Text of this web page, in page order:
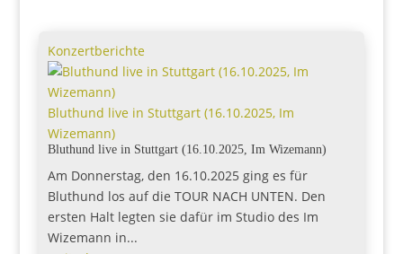
Konzertberichte
Bluthund live in Stuttgart (16.10.2025, Im
Wizemann)
Bluthund live in Stuttgart (16.10.2025, Im Wizemann)
Am Donnerstag, den 16.10.2025 ging es für
Bluthund los auf die TOUR NACH UNTEN. Den
ersten Halt legten sie dafür im Studio des Im
Wizemann in...